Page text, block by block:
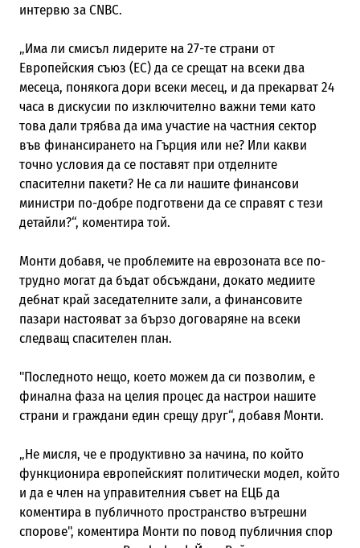
интервю за CNBC.
„Има ли смисъл лидерите на 27-те страни от
Европейския съюз (ЕС) да се срещат на всеки два
месеца, понякога дори всеки месец, и да прекарват 24
часа в дискусии по изключително важни теми като
това дали трябва да има участие на частния сектор
във финансирането на Гърция или не? Или какви
точно условия да се поставят при отделните
спасителни пакети? Не са ли нашите финансови
министри по-добре подготвени да се справят с тези
детайли?“, коментира той.
Монти добавя, че проблемите на еврозоната все по-
трудно могат да бъдат обсъждани, докато медиите
дебнат край заседателните зали, а финансовите
пазари настояват за бързо договаряне на всеки
следващ спасителен план.
"Последното нещо, което можем да си позволим, е
финална фаза на целия процес да настрои нашите
страни и граждани един срещу друг“, добавя Монти.
„Не мисля, че е продуктивно за начина, по който
функционира европейският политически модел, който
и да е член на управителния съвет на ЕЦБ да
коментира в публичното пространство вътрешни
спорове", коментира Монти по повод публичния спор